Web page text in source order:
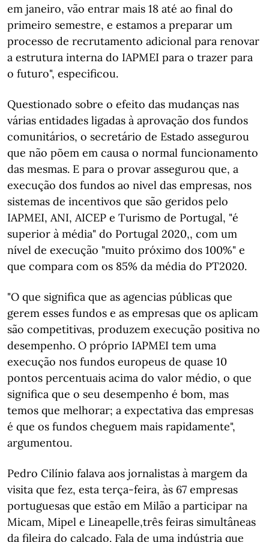
em janeiro, vão entrar mais 18 até ao final do
primeiro semestre, e estamos a preparar um
processo de recrutamento adicional para renovar
a estrutura interna do IAPMEI para o trazer para
o futuro", especificou.
Questionado sobre o efeito das mudanças nas
várias entidades ligadas à aprovação dos fundos
comunitários, o secretário de Estado assegurou
que não põem em causa o normal funcionamento
das mesmas. E para o provar assegurou que, a
execução dos fundos ao nivel das empresas, nos
sistemas de incentivos que são geridos pelo
IAPMEI, ANI, AICEP e Turismo de Portugal, "é
superior à média" do Portugal 2020,, com um
nível de execução "muito próximo dos 100%" e
que compara com os 85% da média do PT2020.
"O que significa que as agencias públicas que
gerem esses fundos e as empresas que os aplicam
são competitivas, produzem execução positiva no
desempenho. O próprio IAPMEI tem uma
execução nos fundos europeus de quase 10
pontos percentuais acima do valor médio, o que
significa que o seu desempenho é bom, mas
temos que melhorar; a expectativa das empresas
é que os fundos cheguem mais rapidamente",
argumentou.
Pedro Cilínio falava aos jornalistas à margem da
visita que fez, esta terça-feira, às 67 empresas
portuguesas que estão em Milão a participar na
Micam, Mipel e Lineapelle,três feiras simultâneas
da fileira do calçado. Fala de uma indústria que